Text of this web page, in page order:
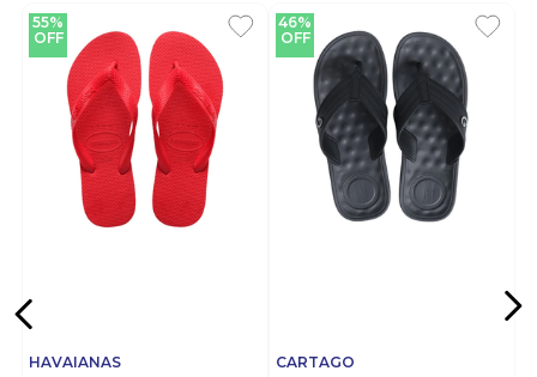
55%
OFF
HAVAIANAS
46%
OFF
CARTAGO